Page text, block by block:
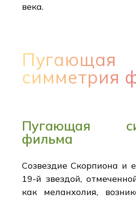
века.
Пугающая
симметрия
Пугающая
фильма
Созвездие Скорпиона и
19-й звездой,
как меланхолия,